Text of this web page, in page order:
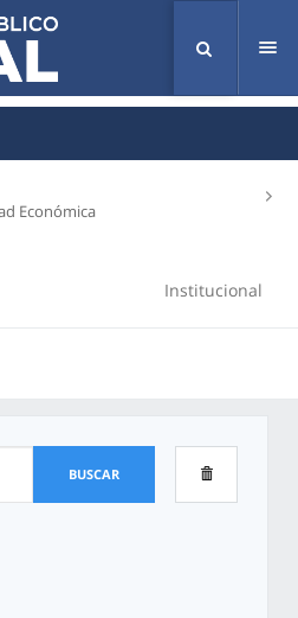
Económica
Institucional
BUSCAR